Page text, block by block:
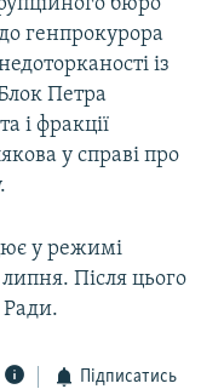
бюро
генпрокурора
із
Петра
і фракції
у справі про
у режимі
Після цього
Ради.
Підписатись